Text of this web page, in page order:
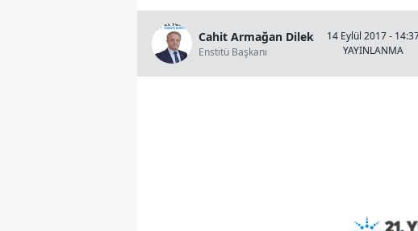
Cahit Armağan Dilek
Enstitü Başkanı
14 Eylül 2017 -
YAYINLANMA